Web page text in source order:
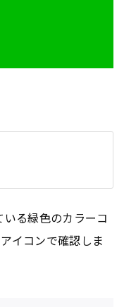
る緑色のカラーコ
イコンで確認しま